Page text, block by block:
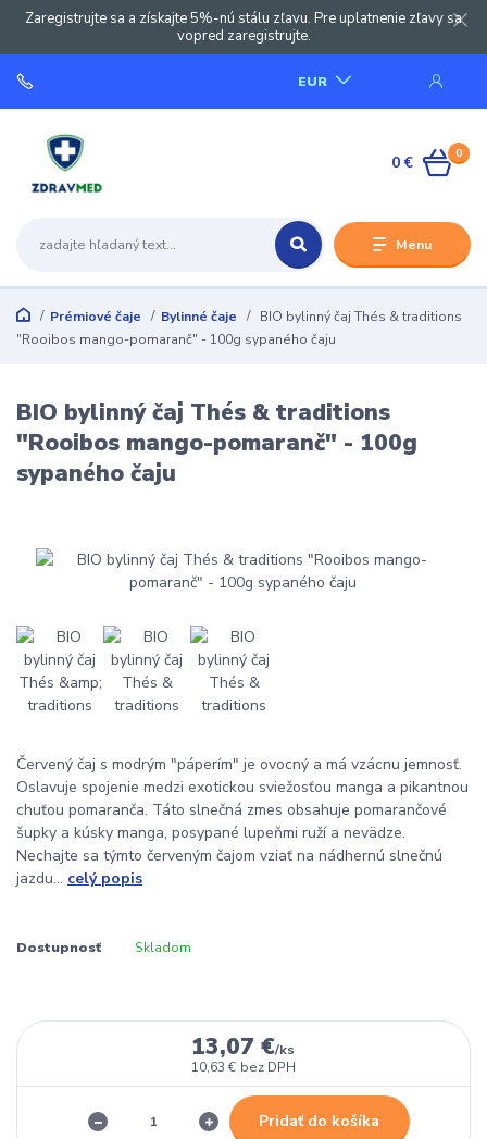
Zaregistrujte sa a získajte 5%-nú stálu zľavu. Pre uplatnenie zľavy sa
vopred zaregistrujte.
Menu
EUR
0
0 €
Prémiové čaje Bylinné čaje
BIO bylinný čaj Thés & traditions
"Rooibos mango-pomaranč" - 100g sypaného čaju
BIO bylinný čaj Thés & traditions
"Rooibos mango-pomaranč" - 100g
sypaného čaju
Červený čaj s modrým "páperím" je ovocný a má vzácnu jemnosť.
Oslavuje spojenie medzi exotickou sviežosťou manga a pikantnou
chuťou pomaranča. Táto slnečná zmes obsahuje pomarančové
šupky a kúsky manga, posypané lupeňmi ruží a nevädze.
Nechajte sa týmto červeným čajom vziať na nádhernú slnečnú
jazdu... celý popis
Dostupnosť Skladom
13,07 €/ks
10,63 € bez DPH
Pridať do košíka